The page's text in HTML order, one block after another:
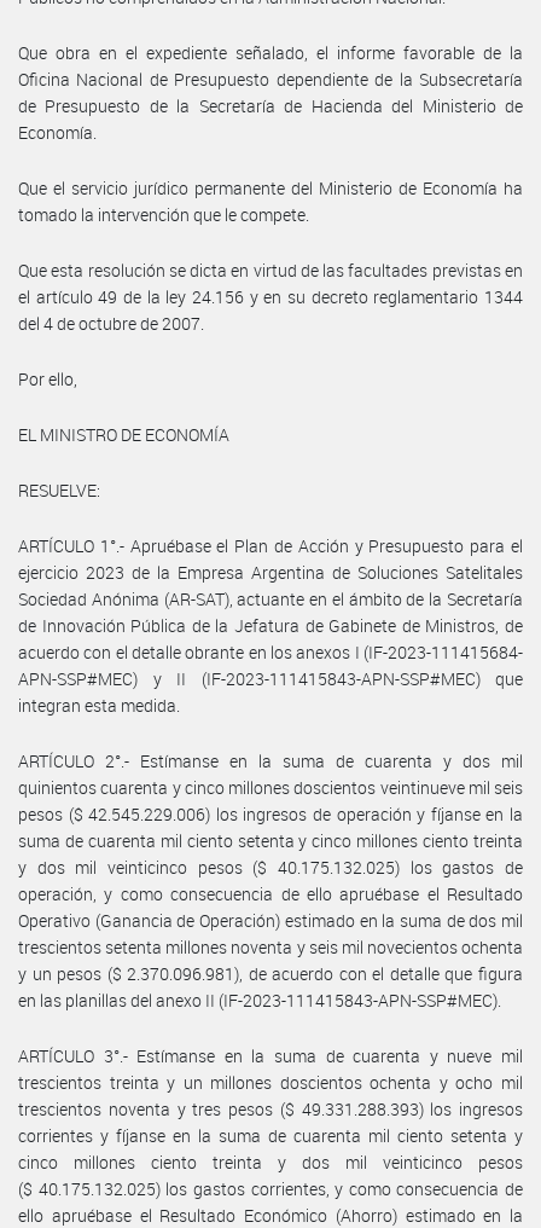
Que obra en el expediente señalado, el informe favorable de la
Oficina Nacional de Presupuesto dependiente de la Subsecretaría
de Presupuesto de la Secretaría de Hacienda del Ministerio de
Economía.
Que el servicio jurídico permanente del Ministerio de Economía ha
tomado la intervención que le compete.
Que esta resolución se dicta en virtud de las facultades previstas en
el artículo 49 de la ley 24.156 y en su decreto reglamentario 1344
del 4 de octubre de 2007.
Por ello,
EL MINISTRO DE ECONOMÍA
RESUELVE:
ARTÍCULO 1°.- Apruébase el Plan de Acción y Presupuesto para el
ejercicio 2023 de la Empresa Argentina de Soluciones Satelitales
Sociedad Anónima (AR-SAT), actuante en el ámbito de la Secretaría
de Innovación Pública de la Jefatura de Gabinete de Ministros, de
acuerdo con el detalle obrante en los anexos I (IF-2023-111415684-
APN-SSP#MEC) y II (IF-2023-111415843-APN-SSP#MEC) que
integran esta medida.
ARTÍCULO 2°.- Estímanse en la suma de cuarenta y dos mil
quinientos cuarenta y cinco millones doscientos veintinueve mil seis
pesos ($ 42.545.229.006) los ingresos de operación y fíjanse en la
suma de cuarenta mil ciento setenta y cinco millones ciento treinta
y dos mil veinticinco pesos ($ 40.175.132.025) los gastos de
operación, y como consecuencia de ello apruébase el Resultado
Operativo (Ganancia de Operación) estimado en la suma de dos mil
trescientos setenta millones noventa y seis mil novecientos ochenta
y un pesos ($ 2.370.096.981), de acuerdo con el detalle que figura
en las planillas del anexo II (IF-2023-111415843-APN-SSP#MEC).
ARTÍCULO 3°.- Estímanse en la suma de cuarenta y nueve mil
trescientos treinta y un millones doscientos ochenta y ocho mil
trescientos noventa y tres pesos ($ 49.331.288.393) los ingresos
corrientes y fíjanse en la suma de cuarenta mil ciento setenta y
cinco millones ciento treinta y dos mil veinticinco pesos
($ 40.175.132.025) los gastos corrientes, y como consecuencia de
ello apruébase el Resultado Económico (Ahorro) estimado en la